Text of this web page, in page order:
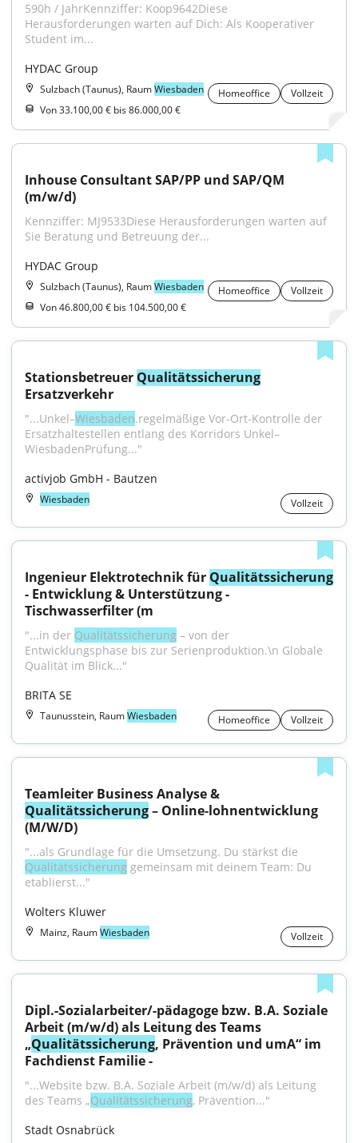
590h / JahrKennziffer: Koop9642Diese
Herausforderungen warten auf Dich: Als Kooperativer
Student im...
HYDAC Group
Sulzbach (Taunus), RaumWiesbaden Homeoffice
Vollzeit
Von 33.100,00 € bis 86.000,00 €
Inhouse Consultant SAP/PP und SAP/QM
(m/w/d)
Kennziffer: MJ9533Diese Herausforderungen warten auf
Sie Beratung und Betreuung der...
HYDAC Group
Sulzbach (Taunus), RaumWiesbaden Homeoffice
Vollzeit
Von 46.800,00 € bis 104.500,00 €
Stationsbetreuer Qualitätssicherung
Ersatzverkehr
"...Unkel–Wiesbaden.regelmäßige Vor-Ort-Kontrolle der
Ersatzhaltestellen entlang des Korridors Unkel–
WiesbadenPrüfung..."
activjob GmbH - Bautzen
Wiesbaden Vollzeit
Ingenieur Elektrotechnik für Qualitätssicherung
- Entwicklung & Unterstützung -
Tischwasserfilter (m
"...in der Qualitätssicherung – von der
Entwicklungsphase bis zur Serienproduktion.\n Globale
Qualität im Blick..."
BRITA SE
Taunusstein, RaumWiesbaden Homeoffice Vollzeit
Qualitätssicherung – Online‑lohnentwicklung
(M/W/D)
Qualitätssicherung gemeinsam mit deinem Team: Du
etablierst..."
Wolters Kluwer
Mainz, RaumWiesbaden Vollzeit
Dipl.-Sozialarbeiter/-pädagoge bzw. B.A. Soziale
Arbeit (m/w/d) als Leitung des Teams
„Qualitätssicherung, Prävention und umA“ im
Fachdienst Familie -
"...Website bzw. B.A. Soziale Arbeit (m/w/d) als Leitung
des Teams „Qualitätssicherung, Prävention..."
Stadt Osnabrück